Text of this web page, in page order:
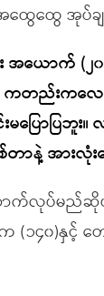
ေထွေ အုပ်ချုပ်
အယောက် (၂
ကတည်းကလ
မပြောပြဘူ
တာနဲ့ အားလုံ
လုပ်မည်ဆိုပါ
(၁၄၀)နှင့် တ